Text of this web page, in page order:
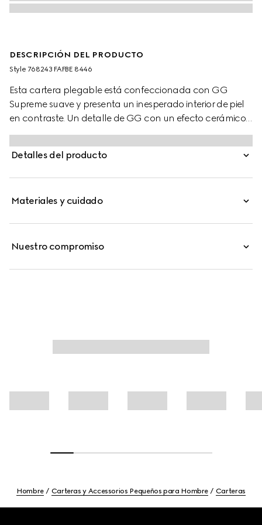
DESCRIPCIÓN DEL PRODUCTO
Style ‎768243 FAFBE 8446
Esta cartera plegable está confeccionada con GG
Supreme suave y presenta un inesperado interior de piel
en contraste. Un detalle de GG con un efecto cerámico
completa la pieza.
Detalles del producto
Materiales y cuidado
Nuestro compromiso
Hombre Carteras y Accessorios Pequeños para Hombre Carteras